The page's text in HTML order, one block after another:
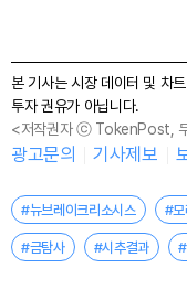
본 기사는 시장 데이터 및 차
투자 권유가 아닙니다.
<저작권자 ⓒ TokenPost,
광고문의 기사제보
#뉴브레이크리소시스 #모
#금탐사 #시추결과